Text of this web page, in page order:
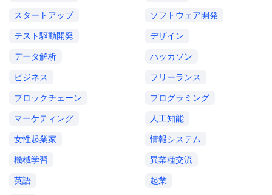
スタートアップ
ソフトウェア開発
テスト駆動開発
デザイン
データ解析
ハッカソン
ビジネス
フリーランス
ブロックチェーン
プログラミング
マーケティング
人工知能
女性起業家
情報システム
機械学習
異業種交流
英語
起業